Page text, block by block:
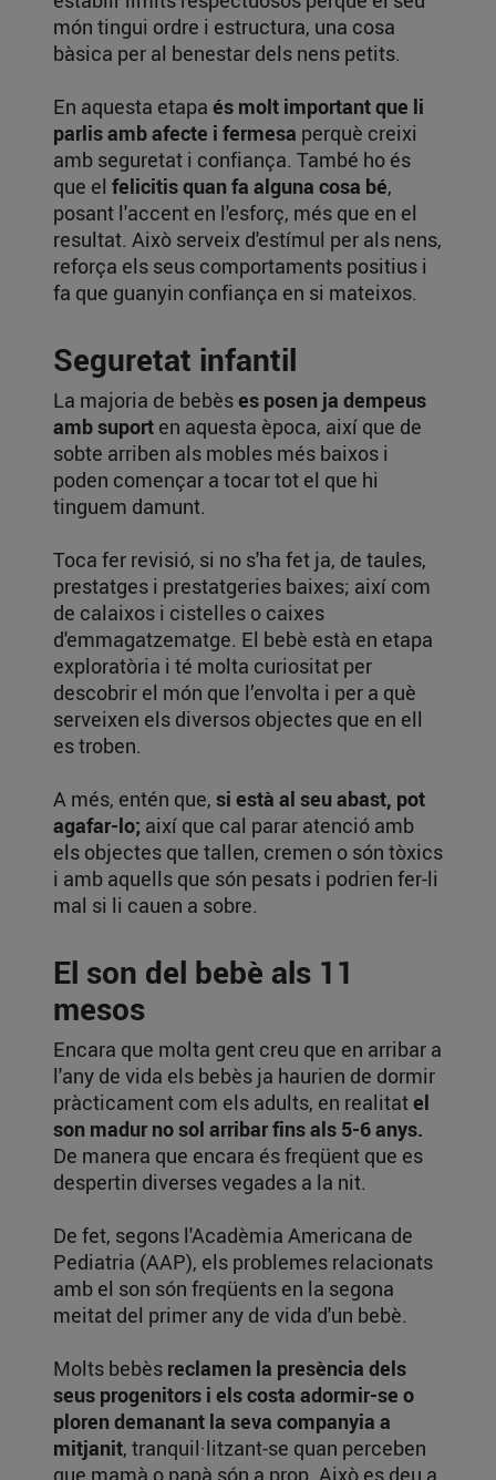
món tingui ordre i estructura, una cosa
bàsica per al benestar dels nens petits.
En aquesta etapa és molt important que li
parlis amb afecte i fermesa perquè creixi
amb seguretat i confiança. També ho és
que el felicitis quan fa alguna cosa bé,
posant l'accent en l'esforç, més que en el
resultat. Això serveix d'estímul per als nens,
reforça els seus comportaments positius i
fa que guanyin confiança en si mateixos.
Seguretat infantil
La majoria de bebèses posen ja dempeus
amb suport en aquesta època, així que de
sobte arriben als mobles més baixos i
poden començar a tocar tot el que hi
tinguem damunt.
Toca fer revisió, si no s'ha fet ja, de taules,
prestatges i prestatgeries baixes; així com
de calaixos i cistelles o caixes
d'emmagatzematge. El bebè està en etapa
exploratòria i té molta curiositat per
descobrir el món que l’envolta i per a què
serveixen els diversos objectes que en ell
es troben.
A més, entén que, si està al seu abast, pot
agafar-lo; així que cal parar atenció amb
els objectes que tallen, cremen o són tòxics
i amb aquells que són pesats i podrien fer-li
mal si li cauen a sobre.
El son del bebè als 11
mesos
Encara que molta gent creu que en arribar a
l'any de vida els bebès ja haurien de dormir
pràcticament com els adults, en realitatel
son madur no sol arribar fins als 5-6 anys.
De manera que encara és freqüent que es
despertin diverses vegades a la nit.
De fet, segons l'Acadèmia Americana de
Pediatria (AAP), els problemes relacionats
amb el son són freqüents en la segona
meitat del primer any de vida d'un bebè.
Molts bebès reclamen la presència dels
seus progenitors i els costa adormir-se o
ploren demanant la seva companyia a
mitjanit, tranquil·litzant-se quan perceben
que mamà o papà són a prop. Això es deu a